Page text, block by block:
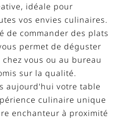
idéale pour
vos envies culinaires.
de commander des plats
permet de déguster
vous ou au bureau
sur la qualité.
aujourd'hui votre table
culinaire unique
enchanteur à proximité